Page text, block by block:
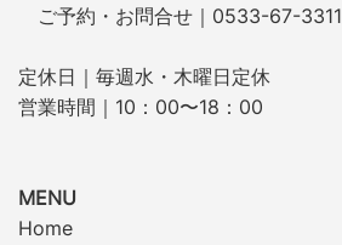
ご予約・お問合せ｜0533-67-3311
定休日｜毎週水・木曜日定休
営業時間｜10：00〜18：00
MENU
Home